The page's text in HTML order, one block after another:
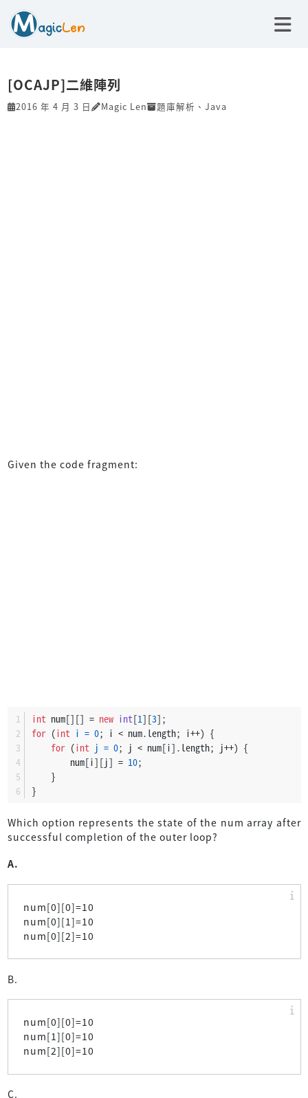
[OCAJP]二維陣列
2016 年 4 月 3 日 Magic Len 題庫解析 、 Java
Given the code fragment:
int num[][] = new int[1][3];
for (int i = 0; i < num.length; i++) {
for (int j = 0; j < num[i].length; j++) {
        num[i][j] =
10;
    }
}
Which option represents the state of the num array after
successful completion of the outer loop?
A.
num[0][0]=10
num[0][1]=10
num[0][2]=10
B.
num[0][0]=10
num[1][0]=10
num[2][0]=10
C.